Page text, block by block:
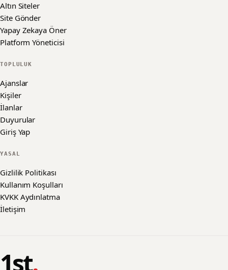
Altın Siteler
Site Gönder
Yapay Zekaya Öner
Platform Yöneticisi
TOPLULUK
Ajanslar
Kişiler
İlanlar
Duyurular
Giriş Yap
YASAL
Gizlilik Politikası
Kullanım Koşulları
KVKK Aydınlatma
İletişim
1st.